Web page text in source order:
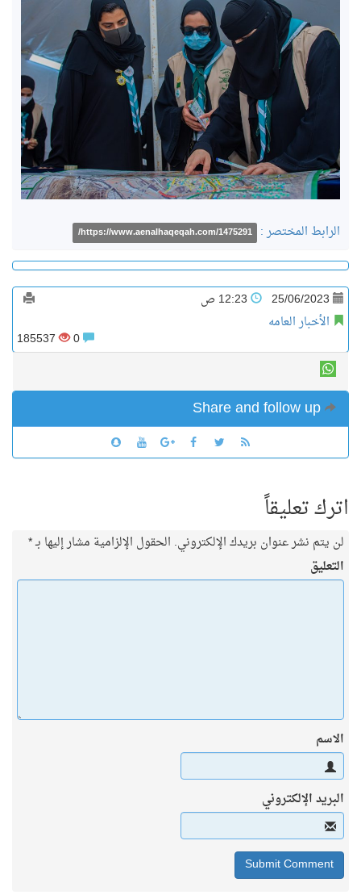
الرابط المختصر : https://www.aenalhaqeqah.com/1475291/
25/06/2023
الأخبار العامه
185537
اترك تعليقاً
لن يتم نشر عنوان بريدك الإلكتروني. الحقول الإلزامية مشار إليها بـ*
التعليق
الاسم
البريد الإلكتروني